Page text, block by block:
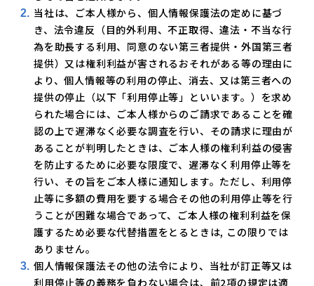
当社は、ご本人様から、個人情報保護法の定めに基づ
き、法令違反（目的外利用、不正取得、違法・不当な行
為を助長する利用、同意のない第三者提供・外国第三者
提供）又は権利利益が害されるおそれがある等の理由に
より、個人情報等の利用の停止、消去、又は第三者への
提供の停止（以下「利用停止等」といいます。）を求め
られた場合には、ご本人様からのご請求であることを確
認の上で遅滞なく必要な調査を行い、その請求に理由が
あることが判明したときは、ご本人様の権利利益の侵害
を防止するために必要な限度で、遅滞なく利用停止等を
行い、その旨をご本人様に通知します。ただし、利用停
止等に多額の費用を要する場合その他の利用停止等を行
うことが困難な場合であって、ご本人様の権利利益を保
護するため必要な代替措置をとるときは, この限りでは
ありません。
個人情報保護法その他の法令により、当社が訂正等又は
利用停止等の義務を負わない場合は、前2項の規定は適